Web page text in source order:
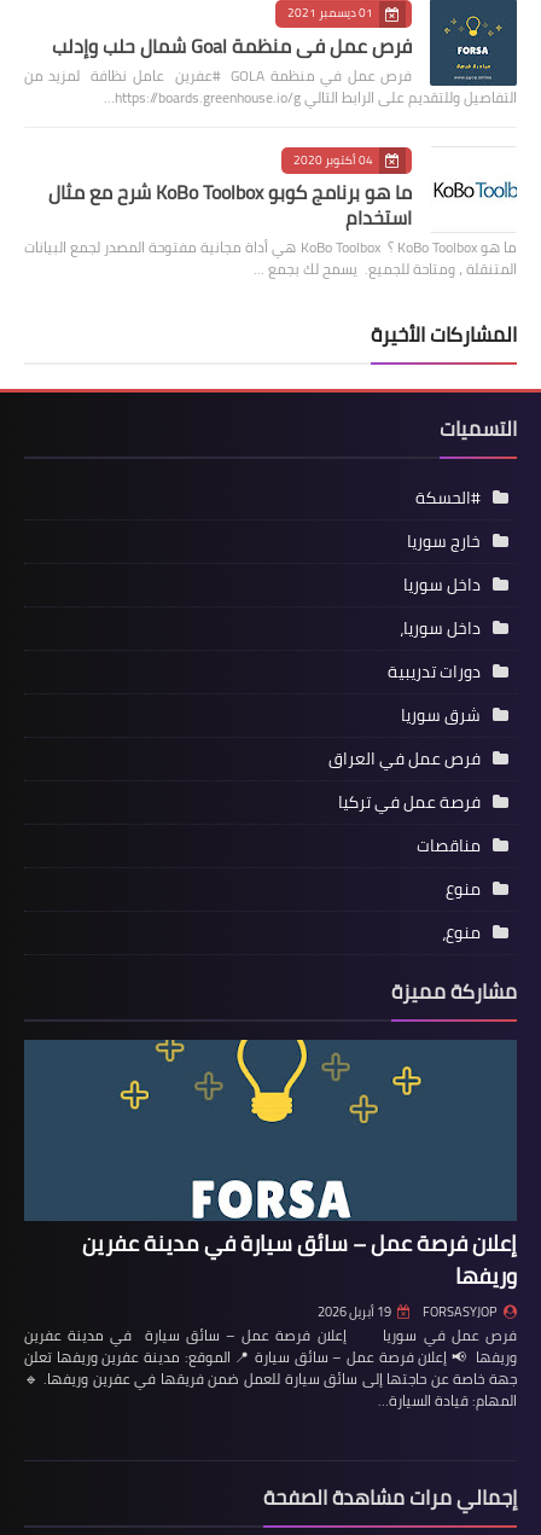
01 ديسمبر 2021
فرص عمل في منظمة Goal شمال حلب وإدلب
فرص عمل في منظمة GOLA #عفرين عامل نظافة لمزيد من
التفاصيل وللتقديم على الرابط التالي https://boards.greenhouse.io/g…
04 أكتوبر 2020
ما هو برنامج كوبو KoBo Toolbox شرح مع مثال
استخدام
ما هو KoBo Toolbox ؟ KoBo Toolbox هي أداة مجانية مفتوحة المصدر لجمع البيانات
المتنقلة ، ومتاحة للجميع. يسمح لك بجمع …
المشاركات الأخيرة
التسميات
#الحسكة
خارج سوريا
داخل سوريا
داخل سوريا،
دورات تدريبية
شرق سوريا
فرص عمل في العراق
فرصة عمل في تركيا
مناقصات
منوع
منوع،
مشاركة مميزة
إعلان فرصة عمل – سائق سيارة في مدينة عفرين
وريفها
FORSASYJOP 19 أبريل 2026
فرص عمل في سوريا إعلان فرصة عمل – سائق سيارة في مدينة عفرين
وريفها 📢 إعلان فرصة عمل – سائق سيارة 📍 الموقع: مدينة عفرين وريفها تعلن
جهة خاصة عن حاجتها إلى سائق سيارة للعمل ضمن فريقها في عفرين وريفها. 🔹
المهام: قيادة السيارة…
إجمالي مرات مشاهدة الصفحة